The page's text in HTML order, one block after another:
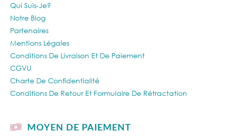
Qui Suis-Je?
Notre Blog
Partenaires
Mentions Légales
Conditions De Livraison Et De Paiement
CGVU
Charte De Confidentialité
Conditions De Retour Et Formulaire De Rétractation
MOYEN DE PAIEMENT